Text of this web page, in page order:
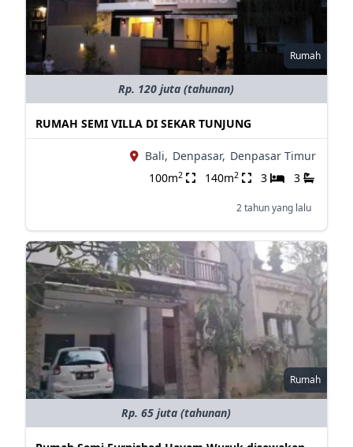
Rumah
Rp. 120 juta (tahunan)
RUMAH SEMI VILLA DI SEKAR TUNJUNG
Bali, Denpasar, Denpasar Timur
100m2 140m2 3 3
2 tahun yang lalu
Rumah
Rp. 65 juta (tahunan)